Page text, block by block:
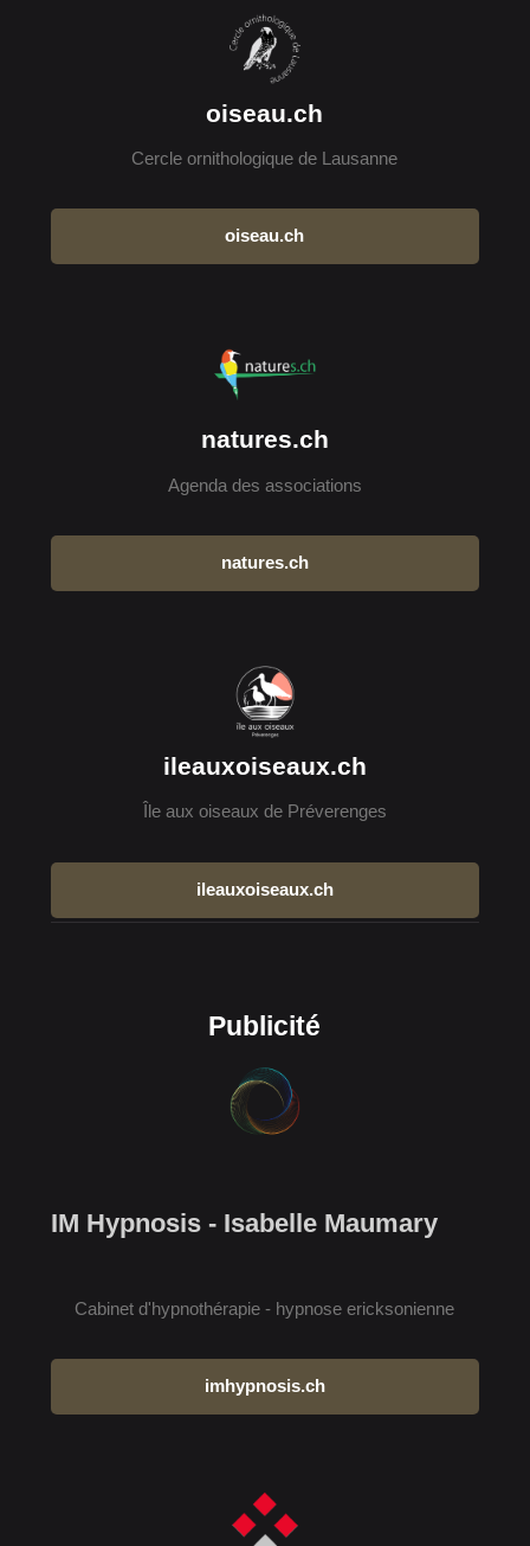
oiseau.ch
Cercle ornithologique de Lausanne
oiseau.ch
natures.ch
Agenda des associations
natures.ch
ileauxoiseaux.ch
Île aux oiseaux de Préverenges
ileauxoiseaux.ch
Publicité
IM Hypnosis - Isabelle Maumary
Cabinet d'hypnothérapie - hypnose ericksonienne
imhypnosis.ch